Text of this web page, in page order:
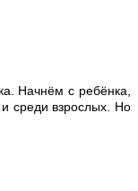
Начнём с ребёнка,
среди взрослых. Но